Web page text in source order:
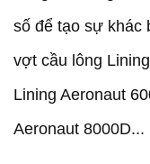
số để tạo sự khác
vợt cầu lông
Lining Aeronaut
Aeronaut 8000D...